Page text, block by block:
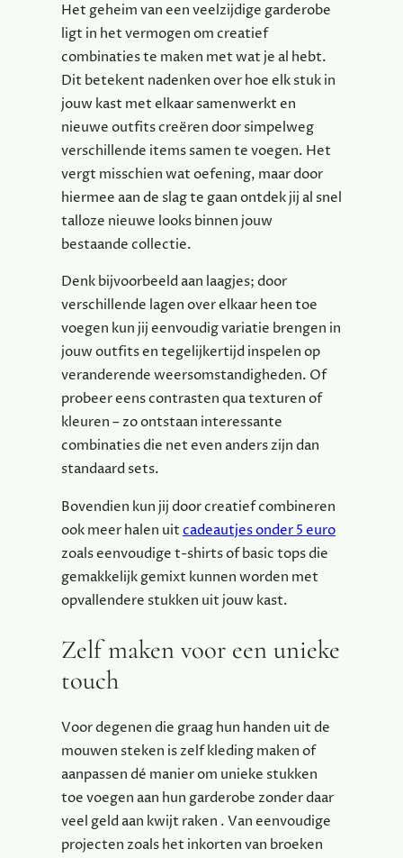
Het geheim van een veelzijdige garderobe
ligt in het vermogen om creatief
combinaties te maken met wat je al hebt.
Dit betekent nadenken over hoe elk stuk in
jouw kast met elkaar samenwerkt en
nieuwe outfits creëren door simpelweg
verschillende items samen te voegen. Het
vergt misschien wat oefening, maar door
hiermee aan de slag te gaan ontdek jij al snel
talloze nieuwe looks binnen jouw
bestaande collectie.
Denk bijvoorbeeld aan laagjes; door
verschillende lagen over elkaar heen toe
voegen kun jij eenvoudig variatie brengen in
jouw outfits en tegelijkertijd inspelen op
veranderende weersomstandigheden. Of
probeer eens contrasten qua texturen of
kleuren – zo ontstaan interessante
combinaties die net even anders zijn dan
standaard sets.
Bovendien kun jij door creatief combineren
ook meer halen uitcadeautjes onder 5 euro
zoals eenvoudige t-shirts of basic tops die
gemakkelijk gemixt kunnen worden met
opvallendere stukken uit jouw kast.
Zelf maken voor een unieke
touch
Voor degenen die graag hun handen uit de
mouwen steken is zelf kleding maken of
aanpassen dé manier om unieke stukken
toe voegen aan hun garderobe zonder daar
veel geld aan kwijt raken . Van eenvoudige
projecten zoals het inkorten van broeken